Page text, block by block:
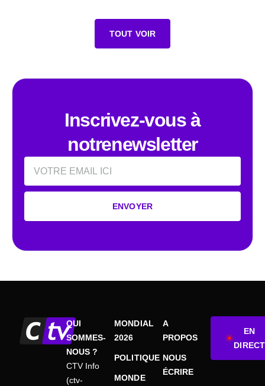
TOUT VOIR
Inscrivez-vous à
notrenewsletter
Email
ENVOYER
QUI
SOMMES-
NOUS ?
CTV Info
(ctv-
MONDIAL
2026
POLITIQUE
MONDE
A
PROPOS
NOUS
ÉCRIRE
EN
DIRECT